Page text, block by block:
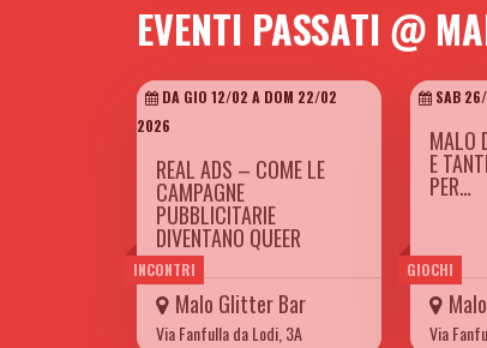
EVENTI PASSATI @
INCONTRI
DA GIO 12/02 A DOM 22/02
2026
REAL ADS – COME LE
CAMPAGNE
PUBBLICITARIE
DIVENTANO QUEER
Malo Glitter Bar
Via Fanfulla da Lodi, 3A
GIOCHI
SAB
MALO
E
PER…
Via